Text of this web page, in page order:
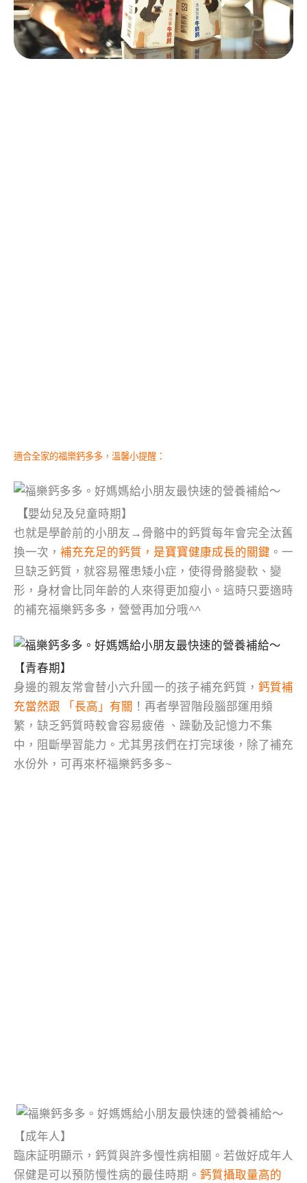
適合全家的福樂鈣多多，溫馨小提醒：
【嬰幼兒及兒童時期】
也就是學齡前的小朋友→骨骼中的鈣質每年會完全汰舊
換一次， 補充充足的鈣質，是寶寶健康成長的關鍵 。一
旦缺乏鈣質，就容易罹患矮小症，使得骨骼變軟、變
形，身材會比同年齡的人來得更加瘦小。這時只要適時
的補充福樂鈣多多，營營再加分哦^^
【青春期】
身邊的親友常會替小六升國一的孩子補充鈣質， 鈣質補
充當然跟 「長高」有關 ！再者學習階段腦部運用頻
繁，缺乏鈣質時較會容易疲倦 、躁動及記憶力不集
中，阻斷學習能力。尤其男孩們在打完球後，除了補充
水份外，可再來杯福樂鈣多多~
【成年人】
臨床証明顯示，鈣質與許多慢性病相關。若做好成年人
保健是可以預防慢性病的最佳時期。 鈣質攝取量高的